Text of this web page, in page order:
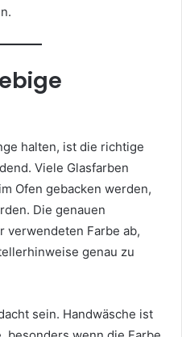
halten, ist die richtige
Viele Glasfarben
Ofen gebacken werden,
Die genauen
verwendeten Farbe ab,
genau zu
sein. Handwäsche ist